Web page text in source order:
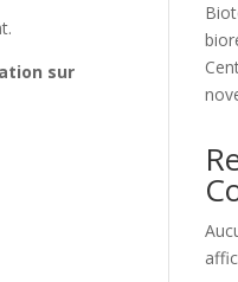
sur